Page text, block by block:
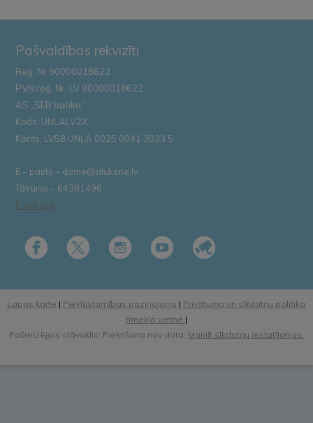
Pašvaldības rekvizīti
Reģ. Nr.90000018622
PVN reģ. Nr. LV 90000018622
AS „SEB banka”
Kods: UNLALV2X
Konts: LV58 UNLA 0025 0041 3033 5
E – pasts – dome@aluksne.lv
Tālrunis – 64381496
E-adrese
Lapas karte | Piekļūstamības paziņojums | Privātuma un sīkdatņu politika
tīmekļa vietnē |
Pašreizējais stāvoklis: Piekrišana nav dota. Mainīt sīkdatņu iestatījumus.